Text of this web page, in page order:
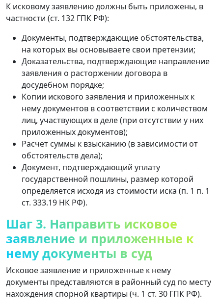
К исковому заявлению должны быть приложены, в
частности (ст. 132 ГПК РФ):
Документы, подтверждающие обстоятельства,
на которых вы основываете свои претензии;
Доказательства, подтверждающие направление
заявления о расторжении договора в
досудебном порядке;
Копии искового заявления и приложенных к
нему документов в соответствии с количеством
лиц, участвующих в деле (при отсутствии у них
приложенных документов);
Расчет суммы к взысканию (в зависимости от
обстоятельств дела);
Документ, подтверждающий уплату
государственной пошлины, размер которой
определяется исходя из стоимости иска (п. 1 п. 1
ст. 333.19 НК РФ).
Шаг 3. Направить исковое
заявление и приложенные к
нему документы в суд
Исковое заявление и приложенные к нему
документы представляются в районный суд по месту
нахождения спорной квартиры (ч. 1 ст. 30 ГПК РФ).